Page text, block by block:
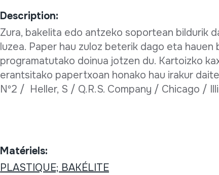
Description:
Zura, bakelita edo antzeko soportean bildurik
luzea. Paper hau zuloz beterik dago eta hauen
programatutako doinua jotzen du. Kartoizko
erantsitako papertxoan honako hau irakur
Nº2 / Heller, S / Q.R.S. Company / Chicago /
Matériels:
PLASTIQUE; BAKÉLITE